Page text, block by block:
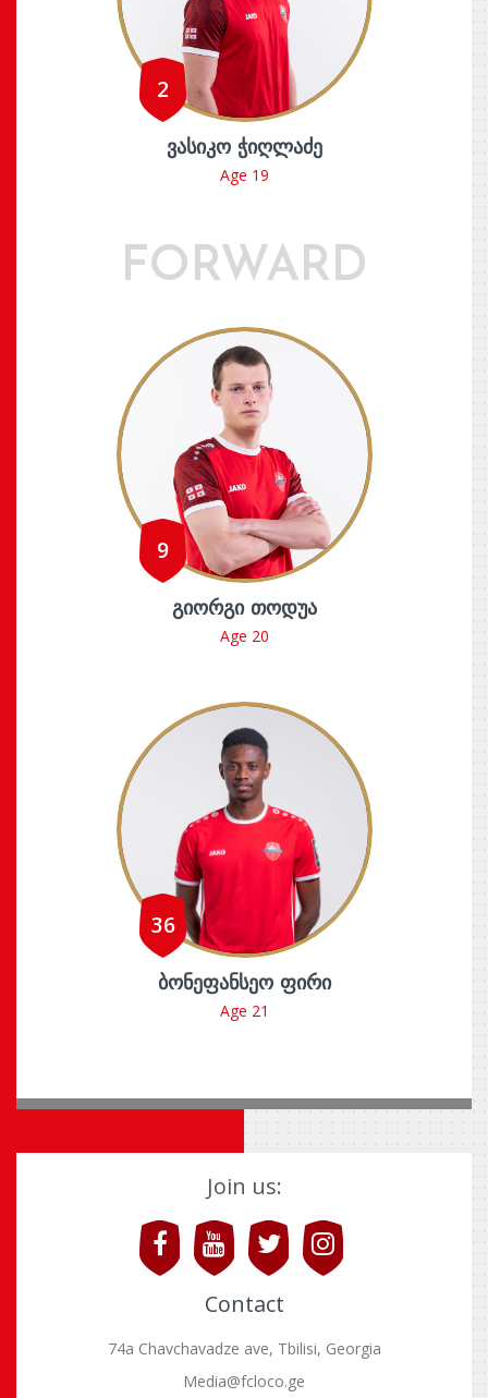
2
ᲕᲐᲡᲘᲙᲝ ᲭᲘᲦᲚᲐᲫᲔ
Age 19
FORWARD
9
ᲒᲘᲝᲠᲒᲘ ᲗᲝᲓᲣᲐ
Age 20
36
ᲑᲝᲜᲔᲤᲐᲜᲡᲔᲝ ᲤᲘᲠᲘ
Age 21
Join us:
Contact
74a Chavchavadze ave, Tbilisi, Georgia
Media@fcloco.ge